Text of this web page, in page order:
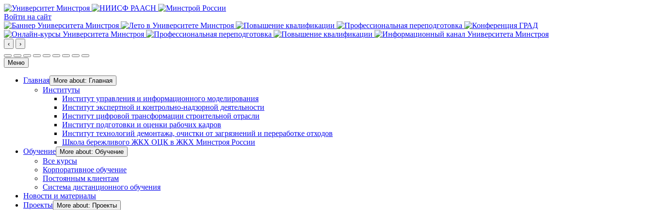
Войти на сайт
‹ ›
Меню
Главная More about: Главная
Институты
Институт управления и информационного моделирования
Институт экспертной и контрольно-надзорной деятельности
Институт цифровой трансформации строительной отрасли
Институт подготовки и оценки рабочих кадров
Институт технологий демонтажа, очистки от загрязнений и переработке отходов
Школа бережливого ЖКХ ОЦК в ЖКХ Минстроя России
Обучение
More about: Обучение
Все курсы
Корпоративное обучение
Постоянным клиентам
Система дистанционного обучения
Новости и материалы
Проекты
More about: Проекты